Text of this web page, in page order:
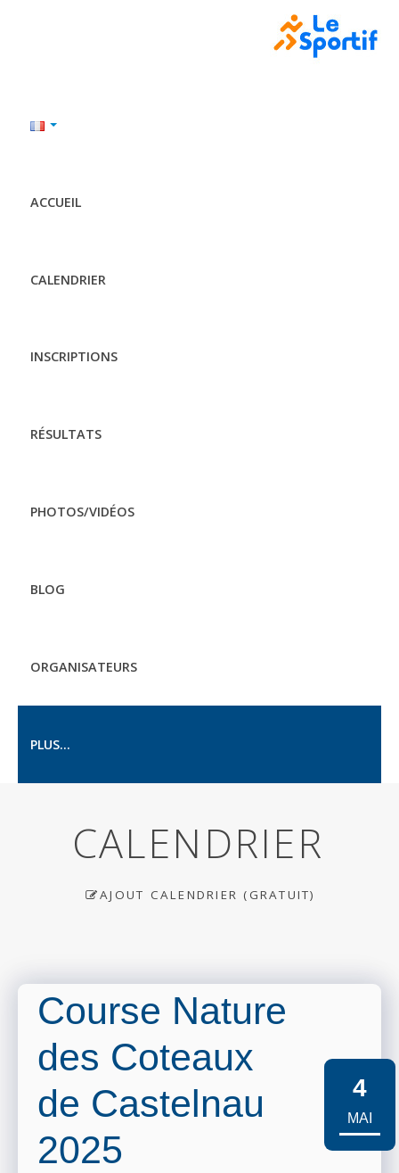
ACCUEIL
CALENDRIER
INSCRIPTIONS
RÉSULTATS
PHOTOS/VIDÉOS
BLOG
ORGANISATEURS
PLUS...
CALENDRIER
AJOUT CALENDRIER (GRATUIT)
Course Nature
des Coteaux
de Castelnau
2025
4
MAI